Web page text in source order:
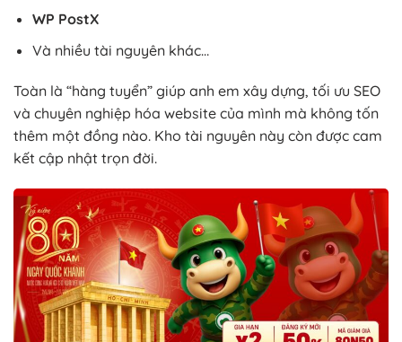
WP PostX
Và nhiều tài nguyên khác…
Toàn là “hàng tuyển” giúp anh em xây dựng, tối ưu SEO
và chuyên nghiệp hóa website của mình mà không tốn
thêm một đồng nào. Kho tài nguyên này còn được cam
kết cập nhật trọn đời.